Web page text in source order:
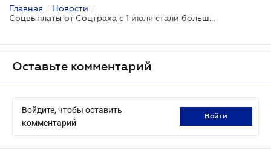
Главная / Новости /
Соцвыплаты от Соцтраха с 1 июля стали больше: чем это обусловлено
Оставьте комментарий
Войдите, чтобы оставить
комментарий
войти